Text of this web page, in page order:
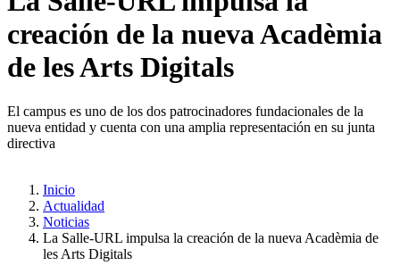
creación de la nueva Acadèmia
de les Arts Digitals
El campus es uno de los dos patrocinadores fundacionales de la
nueva entidad y cuenta con una amplia representación en su junta
directiva
Inicio
Actualidad
Noticias
La Salle-URL impulsa la creación de la nueva Acadèmia de
les Arts Digitals